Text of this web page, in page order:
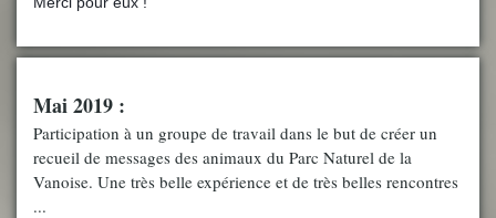
Mai 2019 :
Participation à un groupe de travail dans le but de créer un
recueil de messages des animaux du Parc Naturel de la
Vanoise. Une très belle expérience et de très belles rencontres
...